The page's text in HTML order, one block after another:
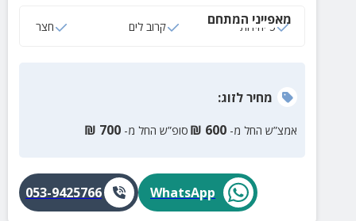
מאפייני המתחם
5 יחידות קרוב לים חצר
מחירלזוג:
אמצ”ש החל מ- 600
₪ סופ”ש החל מ- 700
₪
WhatsApp
053-9425766